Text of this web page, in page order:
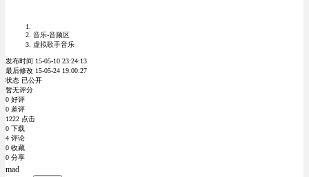
音乐-音频区
虚拟歌手音乐
发布时间 15-05-10 23:24:13
最后修改 15-05-24 19:00:27
状态 已公开
暂无评分
0 好评
0 差评
1222 点击
0 下载
4 评论
0 收藏
0 分享
mad